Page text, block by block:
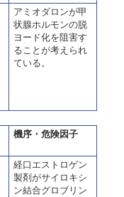
アミオダロンが甲
状腺ホルモンの脱
ヨード化を阻害す
ることが考えられ
ている。
機序・危険因子
経口エストロゲン
製剤がサイロキシ
ン結合グロブリン